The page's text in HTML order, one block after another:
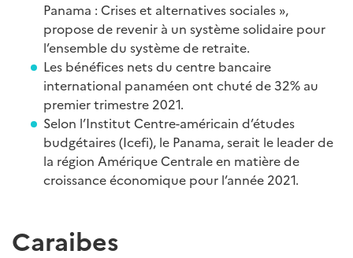
Panama : Crises et alternatives sociales »,
propose de revenir à un système solidaire pour
l’ensemble du système de retraite.
Les bénéfices nets du centre bancaire
international panaméen ont chuté de 32% au
premier trimestre 2021.
Selon l’Institut Centre-américain d’études
budgétaires (Icefi), le Panama, serait le leader de
la région Amérique Centrale en matière de
croissance économique pour l’année 2021.
Caraibes